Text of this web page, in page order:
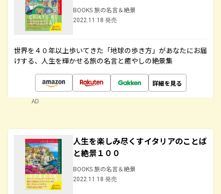
BOOKS 旅の名言＆絶景
2022.11.18 発売
世界を４０年以上歩いてきた「地球の歩き方」があなたにお届
けする、人生を輝かせる旅の名言と癒やしの絶景集
詳細を見る
AD
人生を楽しみ尽くすイタリアのことば
と絶景１００
BOOKS 旅の名言＆絶景
2022.11.18 発売